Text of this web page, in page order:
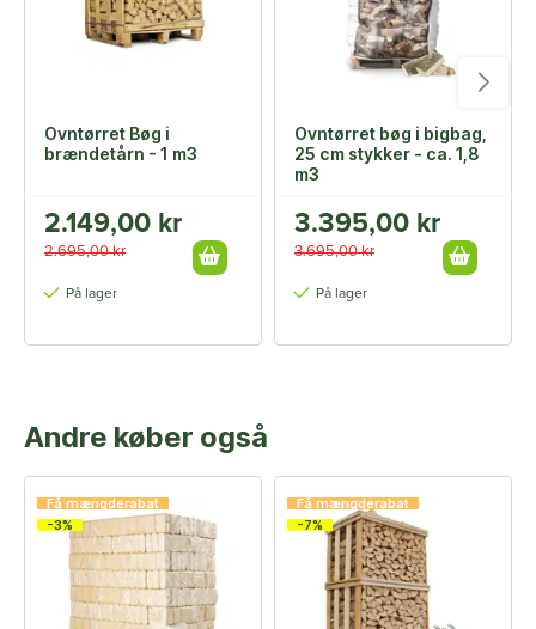
Ovntørret Bøg i
brændetårn - 1 m3
2.149,00 kr
2.695,00 kr
På lager
Ovntørret bøg i bigbag,
25 cm stykker - ca. 1,8
m3
3.395,00 kr
3.695,00 kr
På lager
Andre køber også
Få mængderabat
-3%
Få mængderabat
-7%